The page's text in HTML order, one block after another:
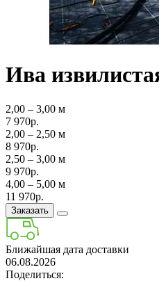
Ива
2,00 ‒ 3,00 м
7 970р.
2,00 ‒ 2,50 м
8 970р.
2,50 ‒ 3,00 м
9 970р.
4,00 ‒ 5,00 м
11 970р.
Заказать
Ближайшая дата доставки
06.08.2026
Поделиться: